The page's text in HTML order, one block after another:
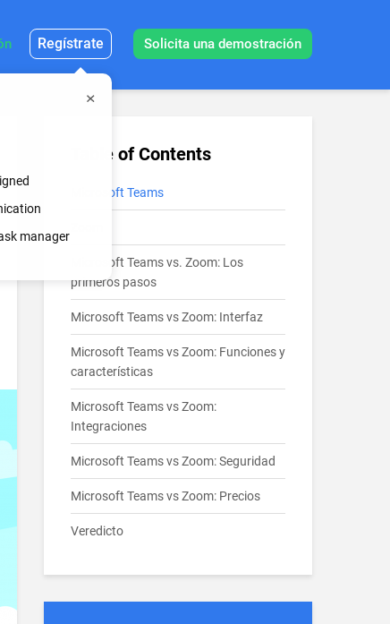
Regístrate
manager
Solicita una demostración
Table of Contents
Microsoft Teams
Microsoft Teams vs. Zoom: Los
primeros pasos
Microsoft Teams vs Zoom: Interfaz
Microsoft Teams vs Zoom: Funciones y
características
Microsoft Teams vs Zoom:
Integraciones
Microsoft Teams vs Zoom: Seguridad
Microsoft Teams vs Zoom: Precios
Veredicto